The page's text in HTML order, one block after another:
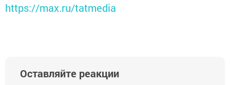
https://max.ru/tatmedia
Оставляйте реакции